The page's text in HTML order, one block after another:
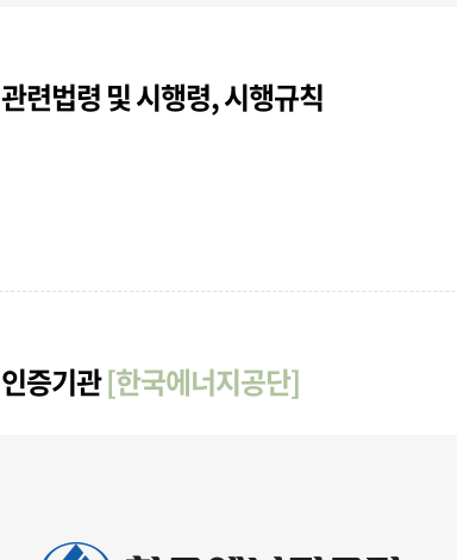
관련법령 및 시행령, 시행규칙
인증기관[한국에너지공단]